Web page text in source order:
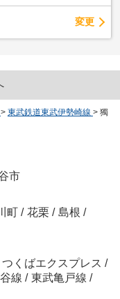
変更
> 東武鉄道東武伊勢崎線 > 獨
市
町 / 花栗 / 島根 /
つくばエクスプレス /
線 / 東武亀戸線 /